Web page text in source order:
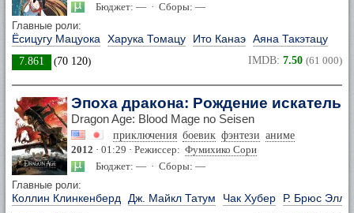
Бюджет: — · Сборы: —
Главные роли:
Ёсицугу Мацуока Харука Томацу Ито Канаэ Аяна Такэтацу
7.861 (70 120) IMDB: 7.50 (61 000)
Эпоха дракона: Рождение
Dragon Age: Blood Mage no Seisen
приключения боевик фэнтези аниме
2012 · 01:29 · Режиссер: Фумихико Сори
Бюджет: — · Сборы: —
Главные роли:
Коллин Клинкенберд Дж. Майкл Татум Чак Хубер Р. Брюс